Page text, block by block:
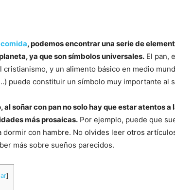
, podemos encontrar una serie de
ya que son símbolos universales. El pan,
cristianismo, y un alimento básico en medio
puede constituir un símbolo muy importante al
al soñar con pan no solo hay que estar atentos
más prosaicas. Por ejemplo, puede que
dormir con hambre. No olvides leer otros
más sobre sueños parecidos.
]